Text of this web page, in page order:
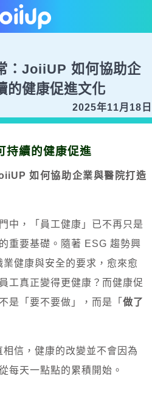
：JoiiUP 如何協助企
的健康促進文化
2025年11月18日
持續的健康促進
如何協助企業與醫院打造
，「員工健康」已不再只是
重要基礎。隨著 ESG 趨勢興
健康與安全的要求，愈來愈
工真正變得更健康？而健康促
是「要不要做」，而是「 做了
，健康的改變並不會因為
每天一點點的累積開始。